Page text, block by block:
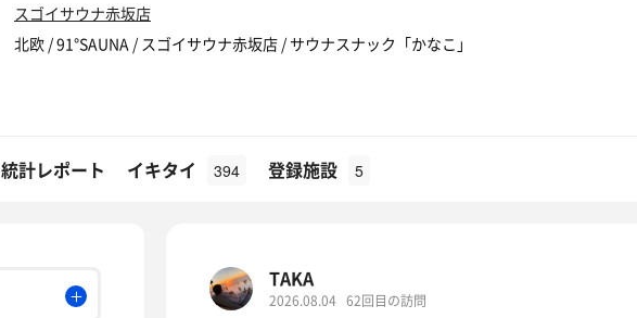
スゴイサウナ赤坂店
北欧 / 91°SAUNA / スゴイサウナ赤坂店 / サウナスナック「かなこ」
統計レポート イキタイ 394 登録施設 5
TAKA
2026.08.04 62回目の訪問